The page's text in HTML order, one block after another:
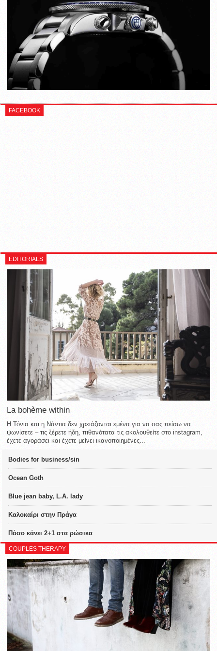
FACEBOOK
EDITORIALS
La bohème within
Η Τόνια και η Νάντια δεν χρειάζονται εμένα για να σας πείσω να
ψωνίσετε – τις ξέρετε ήδη, πιθανότατα τις ακολουθείτε στο instagram,
έχετε αγοράσει και έχετε μείνει ικανοποιημένες...
Bodies for business/sin
Ocean Goth
Blue jean baby, L.A. lady
Καλοκαίρι στην Πράγα
Πόσο κάνει 2+1 στα ρώσικα
COUPLES THERAPY